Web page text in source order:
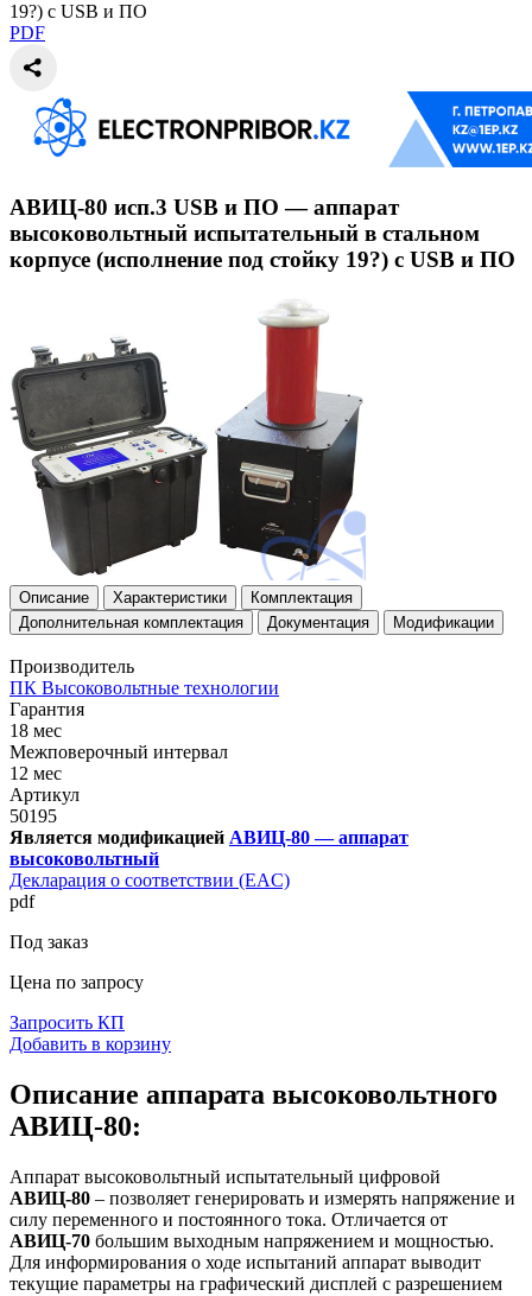
19?) с USB и ПО
PDF
АВИЦ-80 исп.3 USB и ПО — аппарат
высоковольтный испытательный в стальном
корпусе (исполнение под стойку 19?) с USB и ПО
Описание Характеристики
Комплектация
Дополнительная комплектация
Документация Модификации
Производитель
ПК Высоковольтные технологии
Гарантия
18 мес
Межповерочный интервал
12 мес
Артикул
50195
Является модификацией АВИЦ-80 — аппарат
высоковольтный
Декларация о соответствии (EAC)
pdf
Под заказ
Цена по запросу
Запросить КП
Добавить в корзину
Описание аппарата высоковольтного
АВИЦ-80:
Аппарат высоковольтный испытательный цифровой
АВИЦ-80 – позволяет генерировать и измерять напряжение и
силу переменного и постоянного тока. Отличается от
АВИЦ-70 большим выходным напряжением и мощностью.
Для информирования о ходе испытаний аппарат выводит
текущие параметры на графический дисплей c разрешением